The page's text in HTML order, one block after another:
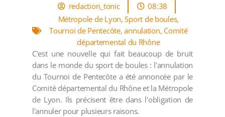
redaction_tonic
08:38
Métropole de Lyon,Sport de boules,
Tournoi de Pentecôte,annulation, Comité
départemental du Rhône
C'est une nouvelle qui fait beaucoup de bruit
dans le monde du sport de boules : l'annulation
du Tournoi de Pentecôte a été annoncée par le
Comité départemental du Rhône et la Métropole
de Lyon. Ils précisent être dans l'obligation de
l'annuler pour plusieurs raisons.